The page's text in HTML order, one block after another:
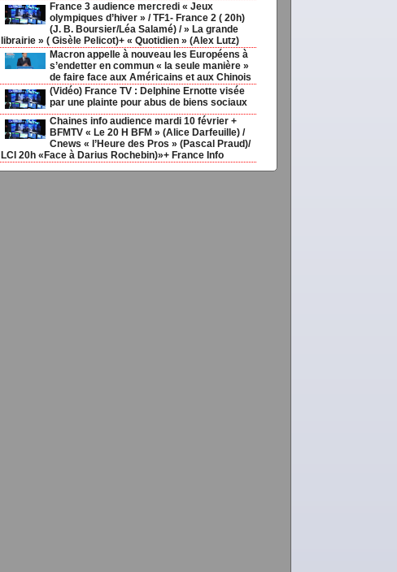
France 3 audience mercredi « Jeux
olympiques d’hiver » / TF1- France 2 ( 20h)
(J. B. Boursier/Léa Salamé) / » La grande
librairie » ( Gisèle Pelicot)+ « Quotidien » (Alex Lutz)
Macron appelle à nouveau les Européens à
s’endetter en commun « la seule manière »
de faire face aux Américains et aux Chinois
(Vidéo) France TV : Delphine Ernotte visée
par une plainte pour abus de biens sociaux
Chaines info audience mardi 10 février +
BFMTV « Le 20 H BFM » (Alice Darfeuille) /
Cnews « l’Heure des Pros » (Pascal Praud)/
LCI 20h «Face à Darius Rochebin)»+ France Info